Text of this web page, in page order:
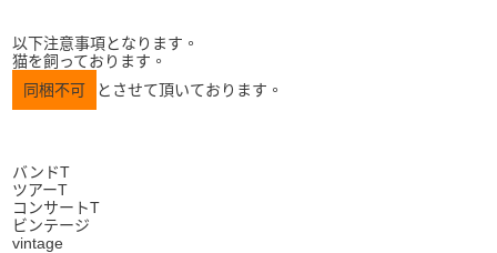
以下注意事項となります。
猫を飼っております。
同梱不可
とさせて頂いております。
バンドT
ツアーT
コンサートT
ビンテージ
vintage